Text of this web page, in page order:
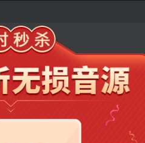
免费
立即购买